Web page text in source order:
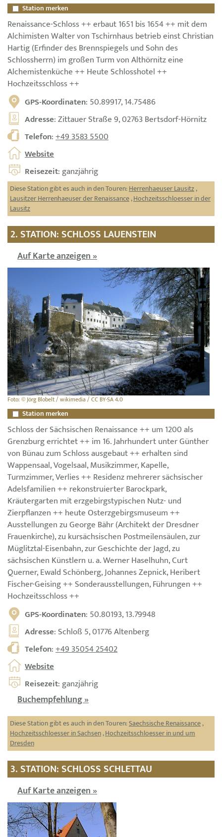
Station merken
Renaissance-Schloss ++ erbaut 1651 bis 1654 ++ mit dem
Alchimisten Walter von Tschirnhaus betrieb einst Christian
Hartig (Erfinder des Brennspiegels und Sohn des
Schlossherrn) im großen Turm von Althörnitz eine
Alchemistenküche ++ Heute Schlosshotel ++
Hochzeitsschloss ++
GPS-Koordinaten: 50.89917, 14.75486
Adresse: Zittauer Straße 9, 02763 Bertsdorf-Hörnitz
Telefon:+49 3583 5500
Website
Reisezeit: ganzjährig
Diese Station gibt es auch in den Touren:Herrenhaeuser Lausitz,
Lausitzer Herrenhaeuser der Renaissance,Hochzeitsschloesser in der
Lausitz
2. STATION: SCHLOSS LAUENSTEIN
Auf Karte anzeigen »
Foto: © Jörg Blobelt / wikimedia / CC BY-SA 4.0
Station merken
Schloss der Sächsischen Renaissance ++ um 1200 als
Grenzburg errichtet ++ im 16. Jahrhundert unter Günther
von Bünau zum Schloss ausgebaut ++ erhalten sind
Wappensaal, Vogelsaal, Musikzimmer, Kapelle,
Turmzimmer, Verlies ++ Residenz mehrerer sächsischer
Adelsfamilien ++ rekonstruierter Barockpark,
Kräutergarten mit erzgebirgstypischen Nutz- und
Zierpflanzen ++ heute Osterzgebirgsmuseum ++
Ausstellungen zu George Bähr (Architekt der Dresdner
Frauenkirche), zu kursächsischen Postmeilensäulen, zur
Müglitztal-Eisenbahn, zur Geschichte der Jagd, zu
sächsischen Künstlern u. a. Werner Haselhuhn, Curt
Querner, Ewald Schönberg, Johannes Zepnick, Heribert
Fischer-Geising ++ Sonderausstellungen, Führungen ++
Hochzeitsschloss ++
GPS-Koordinaten: 50.80193, 13.79948
Adresse: Schloß 5, 01776 Altenberg
Telefon:+49 35054 25402
Website
Reisezeit: ganzjährig
Buchempfehlung »
Diese Station gibt es auch in den Touren:Saechsische Renaissance,
Hochzeitsschloesser in Sachsen,Hochzeitsschloesser in und um
Dresden
3. STATION: SCHLOSS SCHLETTAU
Auf Karte anzeigen »